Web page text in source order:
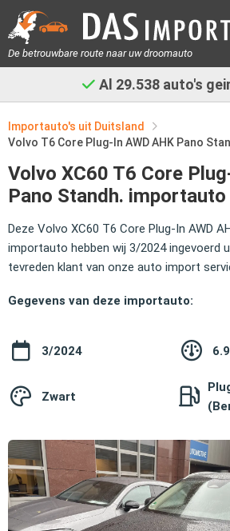
De betrouwbare route naar uw droomauto
29.538auto's geimporteerd
Importauto's uit Duitsland
Volvo T6 Core Plug-In AWD AHK Pano
Volvo XC60 T6 Core
Pano Standh.
Deze Volvo XC60 T6 Core Plug-In AWD
importauto hebben wij 3/2024 ingevoerd
tevreden klant van onze auto import
Gegevens van deze importauto:
3/2024
Zwart